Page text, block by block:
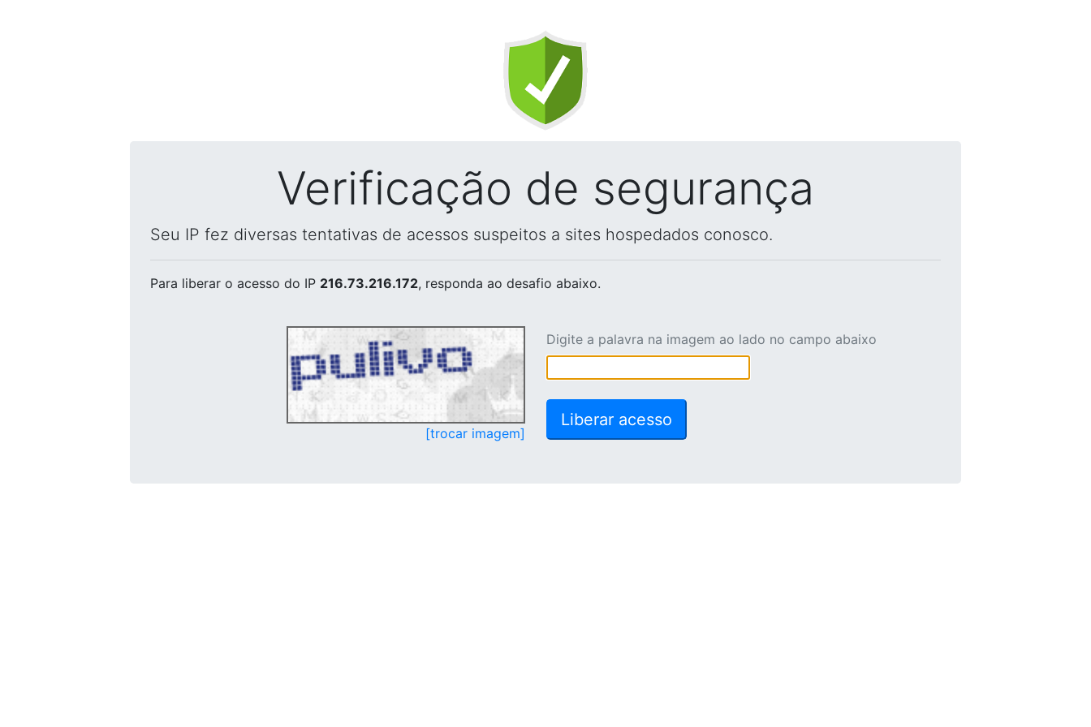
Verificação de segurança
Seu IP fez diversas tentativas de acessos suspeitos a sites hospedados conosco.
Para liberar o acesso do IP 216.73.216.172, responda ao desafio abaixo.
[trocar imagem]
Digite a palavra na imagem ao lado no campo abaixo